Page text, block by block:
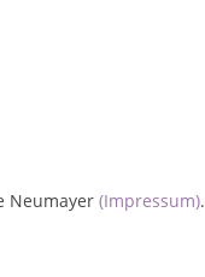
Neumayer (Impressum).